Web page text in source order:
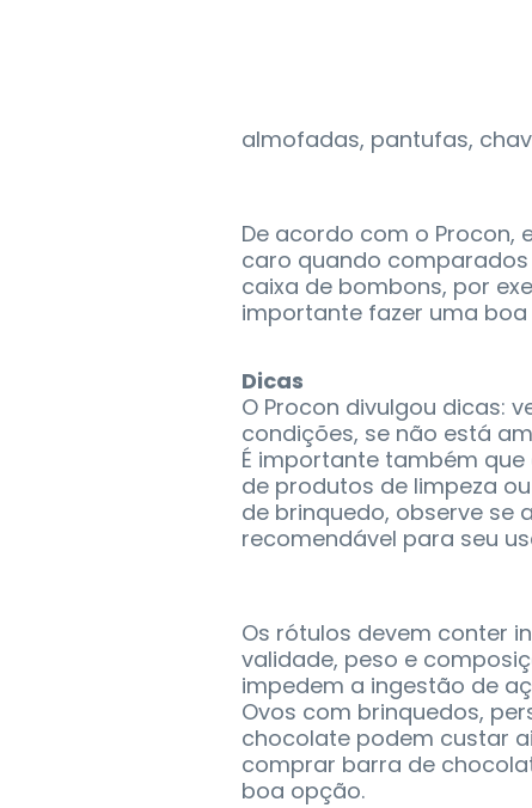
almofadas, pantufas,
De acordo com o Procon,
caro quando
caixa de bombons, por
importante fazer uma boa
Dicas
O Procon divulgou dicas:
condições, se não está
É importante também
de produtos de limpeza
de brinquedo, observe se
recomendável para seu
Os rótulos devem conter
validade, peso e
impedem a ingestão de
Ovos com brinquedos,
chocolate podem custar
comprar barra de
boa opção.